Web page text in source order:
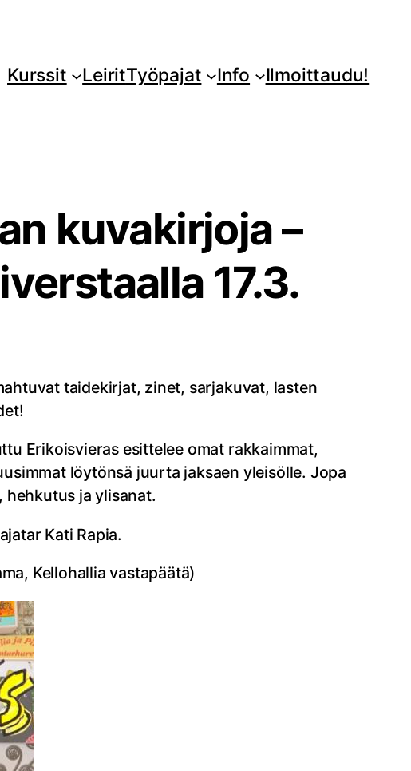
Kurssit LeiritTyöpajat Info Ilmoittaudu!
kuvakirjoja –
17.3.
taidekirjat, zinet, sarjakuvat, lasten
Erikoisvieras esittelee omat rakkaimmat,
löytönsä juurta jaksaen yleisölle. Jopa
ja ylisanat.
Kati Rapia.
Kellohallia vastapäätä)